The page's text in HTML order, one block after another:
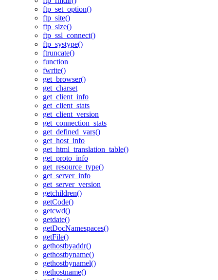
ftp_set_option()
ftp_site()
ftp_size()
ftp_ssl_connect()
ftp_systype()
ftruncate()
function
fwrite()
get_browser()
get_charset
get_client_info
get_client_stats
get_client_version
get_connection_stats
get_defined_vars()
get_host_info
get_html_translation_table()
get_proto_info
get_resource_type()
get_server_info
get_server_version
getchildren()
getCode()
getcwd()
getdate()
getDocNamespaces()
getFile()
gethostbyaddr()
gethostbyname()
gethostbynamel()
gethostname()